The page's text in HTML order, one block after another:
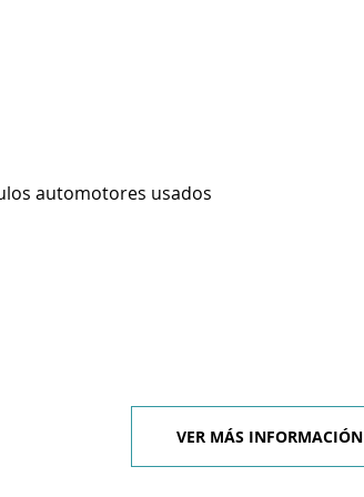
automotores usados
VER MÁS INFORMACIÓN